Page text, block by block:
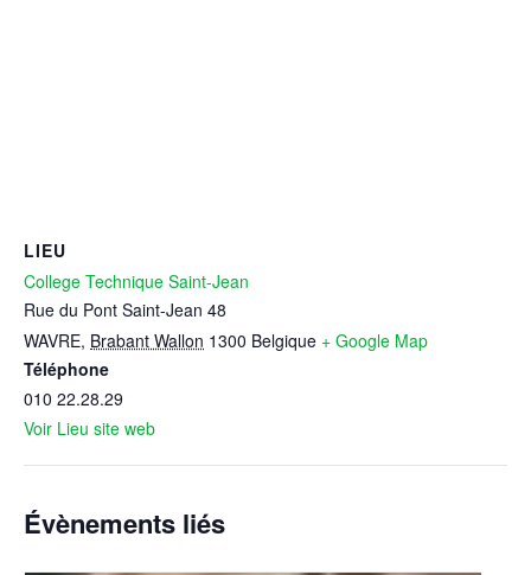
LIEU
College Technique Saint-Jean
Rue du Pont Saint-Jean 48
WAVRE, Brabant Wallon 1300 Belgique + Google Map
Téléphone
010 22.28.29
Voir Lieu site web
Évènements liés